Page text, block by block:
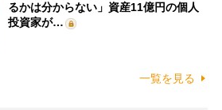
るかは分からない」資産11億円の個人
投資家が…
一覧を見る